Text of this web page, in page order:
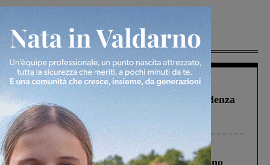
Più lette
Figline Incisa Valdarno 1 Agosto 2026
Piscina di Figline finanziata oltre la scadenza
Pnrr, il gruppo di Fratelli d’Italia: “Un
ringraziamento al Governo”
Cronaca 4 Agosto 2026
Un anno fa la strage in A1 in cui morirono